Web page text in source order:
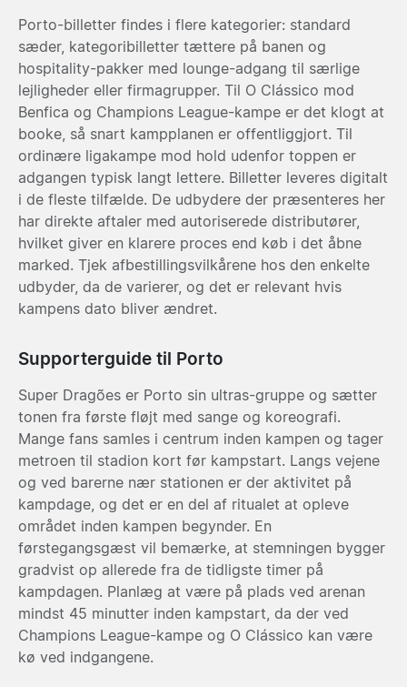
Porto-billetter findes i flere kategorier: standard
sæder, kategoribilletter tættere på banen og
hospitality-pakker med lounge-adgang til særlige
lejligheder eller firmagrupper. Til O Clássico mod
Benfica og Champions League-kampe er det klogt at
booke, så snart kampplanen er offentliggjort. Til
ordinære ligakampe mod hold udenfor toppen er
adgangen typisk langt lettere. Billetter leveres digitalt
i de fleste tilfælde. De udbydere der præsenteres her
har direkte aftaler med autoriserede distributører,
hvilket giver en klarere proces end køb i det åbne
marked. Tjek afbestillingsvilkårene hos den enkelte
udbyder, da de varierer, og det er relevant hvis
kampens dato bliver ændret.
Supporterguide til Porto
Super Dragões er Porto sin ultras-gruppe og sætter
tonen fra første fløjt med sange og koreografi.
Mange fans samles i centrum inden kampen og tager
metroen til stadion kort før kampstart. Langs vejene
og ved barerne nær stationen er der aktivitet på
kampdage, og det er en del af ritualet at opleve
området inden kampen begynder. En
førstegangsgæst vil bemærke, at stemningen bygger
gradvist op allerede fra de tidligste timer på
kampdagen. Planlæg at være på plads ved arenan
mindst 45 minutter inden kampstart, da der ved
Champions League-kampe og O Clássico kan være
kø ved indgangene.